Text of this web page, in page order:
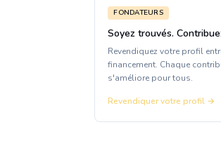
FONDATEURS
Soyez trouvés.
Revendiquez votre profil
financement. Chaque
s'améliore pour tous.
Revendiquer votre profil →